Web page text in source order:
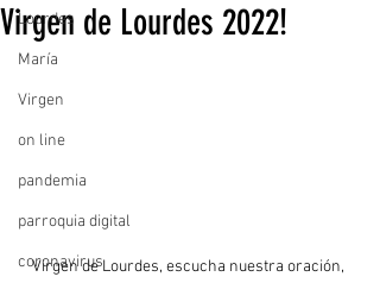
Lourdes
María
Virgen
on line
pandemia
parroquia digital
coronavirus
Virgen de Lourdes 2022!
Virgen de Lourdes, escucha nuestra oración,